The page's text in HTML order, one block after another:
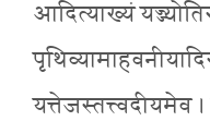
आदित्याख्यं
यत्तेजस्तत्त्वदीयमेव